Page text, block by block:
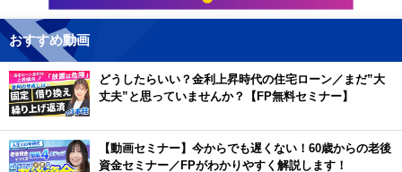
おすすめ動画
どうしたらいい？金利上昇時代の住宅ローン／まだ”大
丈夫”と思っていませんか？【FP無料セミナー】
【動画セミナー】今からでも遅くない！60歳からの老後
資金セミナー／FPがわかりやすく解説します！